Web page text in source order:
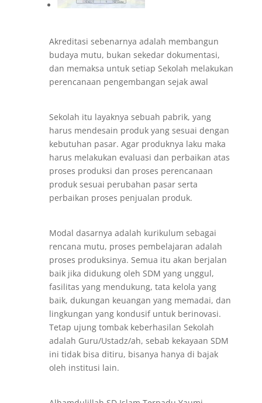
Akreditasi sebenarnya adalah membangun
budaya mutu, bukan sekedar dokumentasi,
dan memaksa untuk setiap Sekolah melakukan
perencanaan pengembangan sejak awal
Sekolah itu layaknya sebuah pabrik, yang
harus mendesain produk yang sesuai dengan
kebutuhan pasar. Agar produknya laku maka
harus melakukan evaluasi dan perbaikan atas
proses produksi dan proses perencanaan
produk sesuai perubahan pasar serta
perbaikan proses penjualan produk.
Modal dasarnya adalah kurikulum sebagai
rencana mutu, proses pembelajaran adalah
proses produksinya. Semua itu akan berjalan
baik jika didukung oleh SDM yang unggul,
fasilitas yang mendukung, tata kelola yang
baik, dukungan keuangan yang memadai, dan
lingkungan yang kondusif untuk berinovasi.
Tetap ujung tombak keberhasilan Sekolah
adalah Guru/Ustadz/ah, sebab kekayaan SDM
ini tidak bisa ditiru, bisanya hanya di bajak
oleh institusi lain.